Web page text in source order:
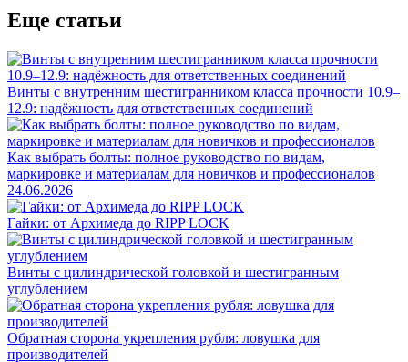
Еще статьи
Винты с внутренним шестигранником класса прочности 10.9–
12.9: надёжность для ответственных соединений
Как выбрать болты: полное руководство по видам,
маркировке и материалам для новичков и профессионалов
24.06.2026
Гайки: от Архимеда до RIPP LOCK
Винты с цилиндрической головкой и шестигранным
углублением
Обратная сторона укрепления рубля: ловушка для
производителей